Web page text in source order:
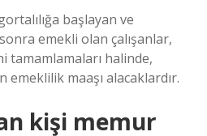
başlayan ve
emekli olan çalışanlar,
tamamlamaları halinde,
emeklilik maaşı alacaklardır.
kişi memur